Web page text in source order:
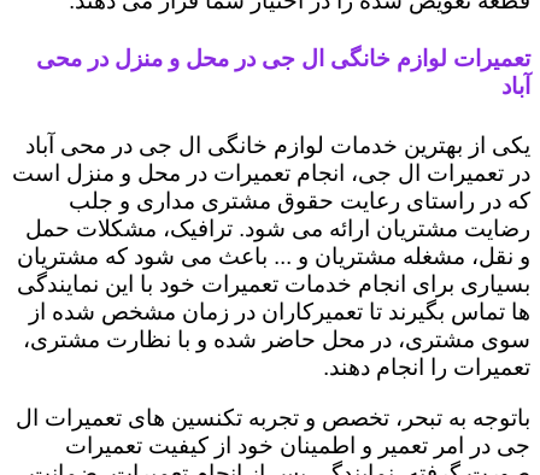
تعمیرات لوازم خانگی ال جی در محل و منزل در محی
آباد
یکی از بهترین خدمات لوازم خانگی ال جی در محی آباد
در تعمیرات ال جی، انجام تعمیرات در محل و منزل است
که در راستای رعایت حقوق مشتری مداری و جلب
رضایت مشتریان ارائه می شود. ترافیک، مشکلات حمل
و نقل، مشغله مشتریان و ... باعث می شود که مشتریان
بسیاری برای انجام خدمات تعمیرات خود با این نمایندگی
ها تماس بگیرند تا تعمیرکاران در زمان مشخص شده از
سوی مشتری، در محل حاضر شده و با نظارت مشتری،
تعمیرات را انجام دهند.
باتوجه به تبحر، تخصص و تجربه تکنسین های تعمیرات ال
جی در امر تعمیر و اطمینان خود از کیفیت تعمیرات